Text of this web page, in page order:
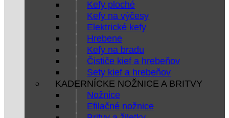
Kefy ploché
Kefy na výčesy
Elektrické kefy
Hrebene
Kefy na bradu
Čističe kief a hrebeňov
Sety kief a hrebeňov
KADERNÍCKE NOŽNICE A BRITVY
Nožnice
Efilačné nožnice